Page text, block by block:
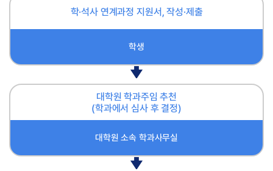
학·석사 연계과정 지원서, 작성·제출
학생
대학원 학과주임 추천
(학과에서 심사 후 결정)
대학원 소속 학과사무실